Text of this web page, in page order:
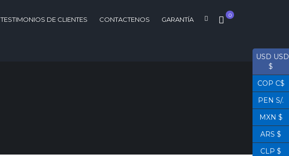
0
TESTIMONIOS DE CLIENTES CONTACTENOS GARANTÍA
USD USD
$
COP C$
PEN S/.
MXN $
ARS $
CLP $